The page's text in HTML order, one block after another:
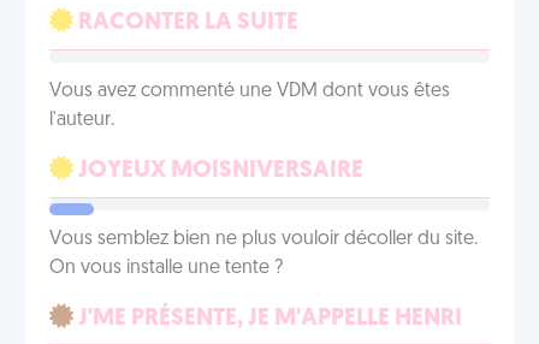
RACONTER LA SUITE
Vous avez commenté une VDM dont vous êtes
l'auteur.
JOYEUX MOISNIVERSAIRE
Vous semblez bien ne plus vouloir décoller du site.
On vous installe une tente ?
J'ME PRÉSENTE, JE M'APPELLE HENRI